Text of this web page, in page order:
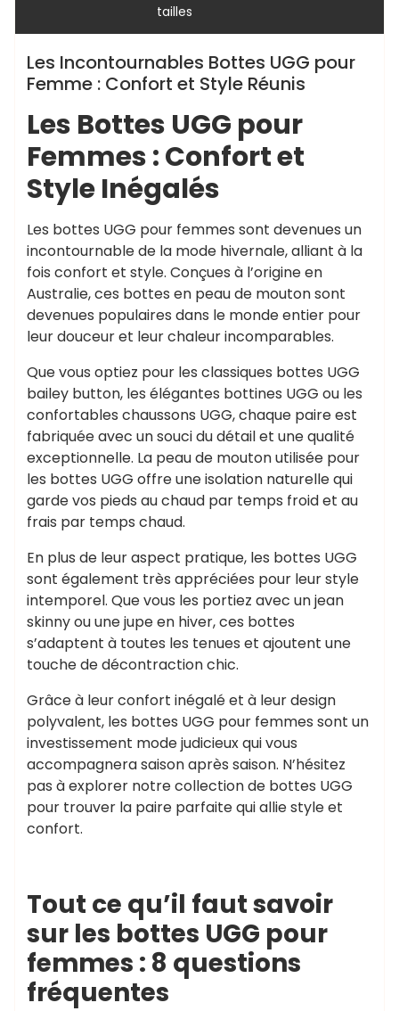
tailles
Les Incontournables Bottes UGG pour
Femme : Confort et Style Réunis
Les Bottes UGG pour
Femmes : Confort et
Style Inégalés
Les bottes UGG pour femmes sont devenues un
incontournable de la mode hivernale, alliant à la
fois confort et style. Conçues à l’origine en
Australie, ces bottes en peau de mouton sont
devenues populaires dans le monde entier pour
leur douceur et leur chaleur incomparables.
Que vous optiez pour les classiques bottes UGG
bailey button, les élégantes bottines UGG ou les
confortables chaussons UGG, chaque paire est
fabriquée avec un souci du détail et une qualité
exceptionnelle. La peau de mouton utilisée pour
les bottes UGG offre une isolation naturelle qui
garde vos pieds au chaud par temps froid et au
frais par temps chaud.
En plus de leur aspect pratique, les bottes UGG
sont également très appréciées pour leur style
intemporel. Que vous les portiez avec un jean
skinny ou une jupe en hiver, ces bottes
s’adaptent à toutes les tenues et ajoutent une
touche de décontraction chic.
Grâce à leur confort inégalé et à leur design
polyvalent, les bottes UGG pour femmes sont un
investissement mode judicieux qui vous
accompagnera saison après saison. N’hésitez
pas à explorer notre collection de bottes UGG
pour trouver la paire parfaite qui allie style et
confort.
Tout ce qu’il faut savoir
sur les bottes UGG pour
femmes : 8 questions
fréquentes